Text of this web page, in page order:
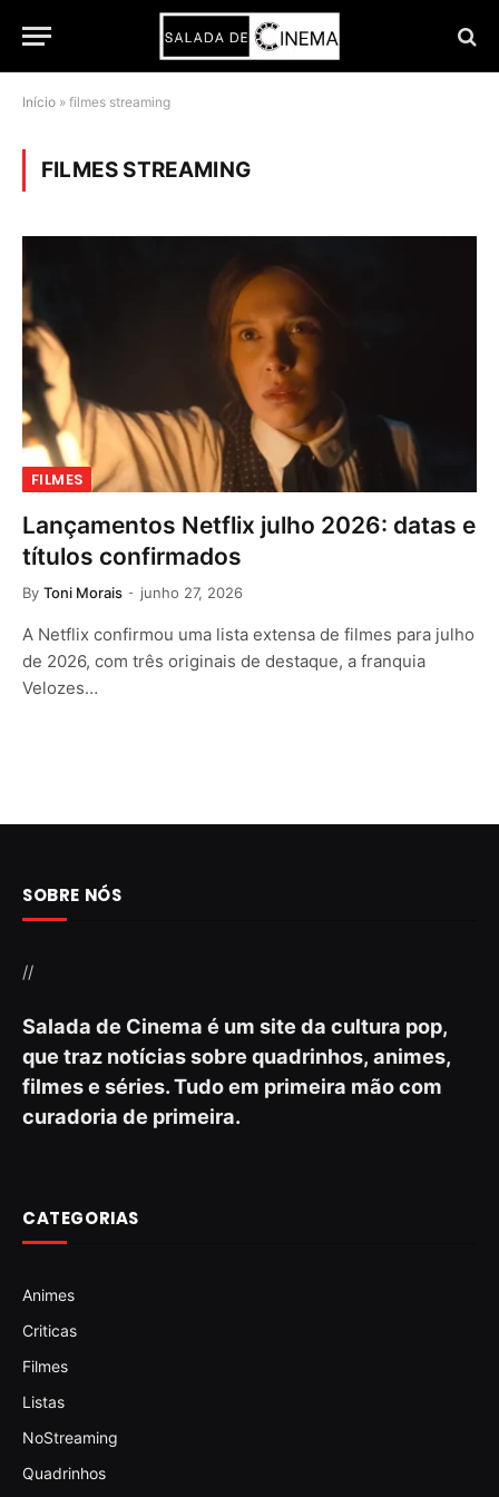
Início » filmes streaming
FILMES STREAMING
FILMES
Lançamentos Netflix julho 2026: datas e
títulos confirmados
By Toni Morais junho 27, 2026
A Netflix confirmou uma lista extensa de filmes para julho
de 2026, com três originais de destaque, a franquia
Velozes…
SOBRE NÓS
//
Salada de Cinema é um site da cultura pop,
que traz notícias sobre quadrinhos, animes,
filmes e séries. Tudo em primeira mão com
curadoria de primeira.
CATEGORIAS
Animes
Criticas
Filmes
Listas
NoStreaming
Quadrinhos